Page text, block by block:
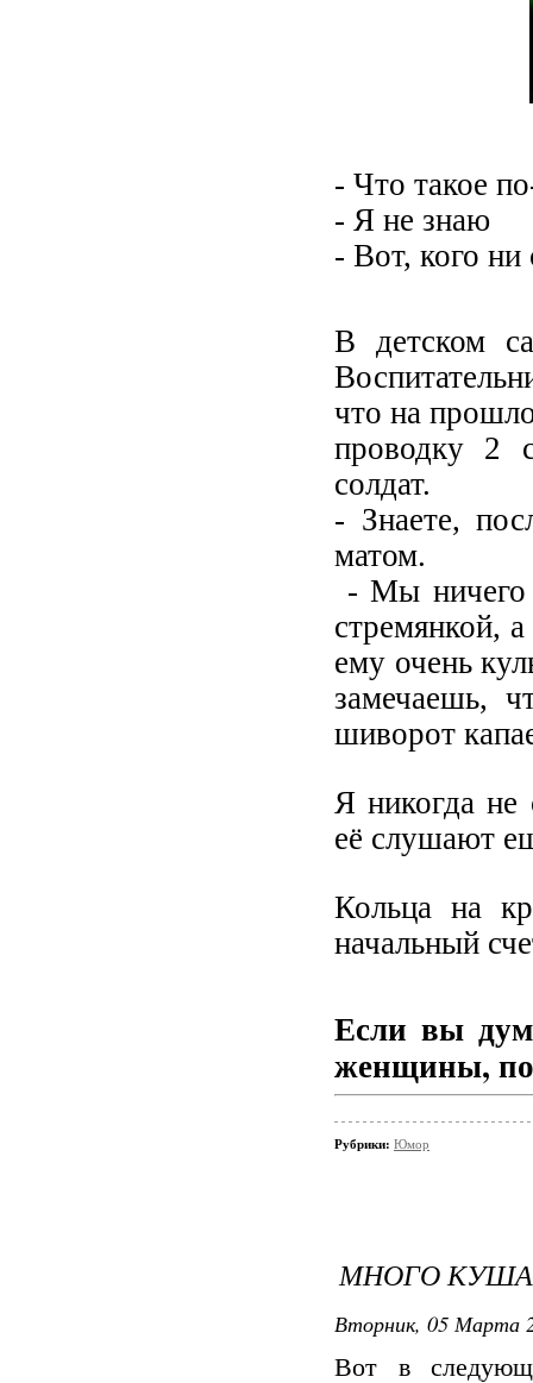
- Что такое
- Я не знаю
- Вот, кого
В детском
что на
проводку 2
солдат.
- Знаете,
матом.
- Мы ничего
стремянкой,
ему очень
замечаешь,
шиворот
Я никогда
её слушают
Кольца на
начальный
Если вы
женщины,
Рубрики: Юмор
МНОГО
Вторник, 05 Марта
Вот в